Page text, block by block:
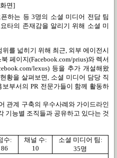
면]
하는 등 3명의 소셜 미디어 전담 팀
타의 존재감을 알리기 위해 소셜 미
를 넓히기 위해 최근 외부 에이전시
페이지(Facebook.com/prius)와 렉서
lexus) 등을 추가 개설해왔
황을 살펴보면
소셜 미디어 담당 직
보부서의 PR 전문가들이 함께 활동하
관계 구축의 우수사례와 가이드라인
기능별 조직들과 공유하고 있다는 것
수:
86
채널 수:
10
소셜 미디어 팀 :
35명